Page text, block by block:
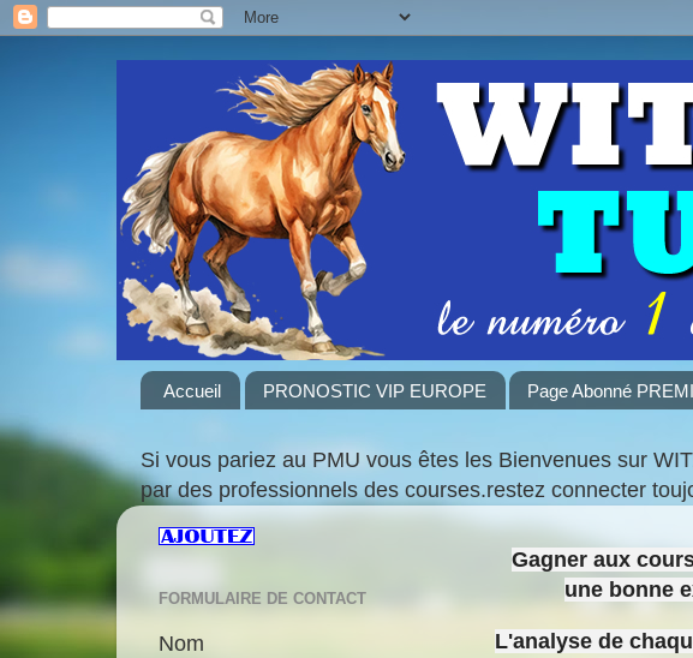
Accueil PRONOSTIC VIP EUROPE Page Abonné
Si vous pariez au PMU vous êtes les Bienvenues sur
par des professionnels des courses.restez connecter
Gagner aux
une bonne
L'analyse de
FORMULAIRE DE CONTACT
Nom